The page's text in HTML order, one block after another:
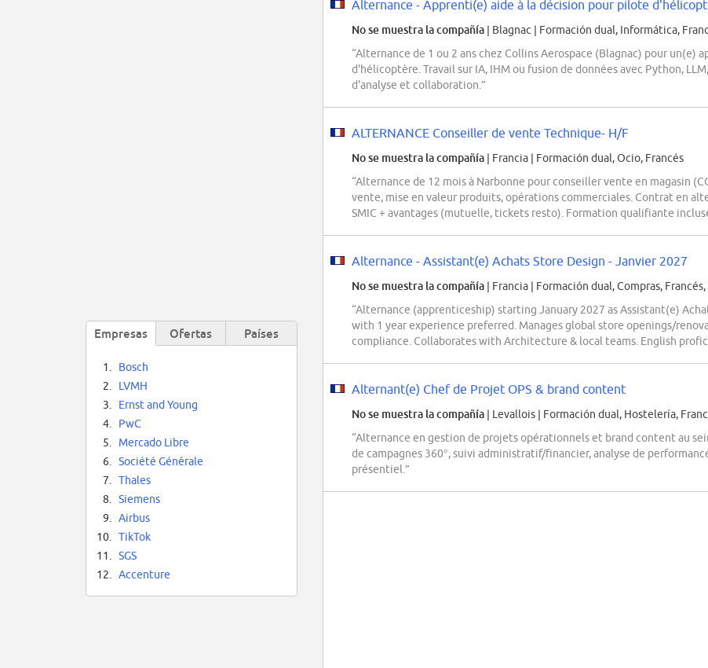
Alternance - Apprenti(e) aide à la décision pour pilote
No se muestra la compañía | Blagnac | Formación dual, Informática,
“Alternance de 1 ou 2 ans chez Collins Aerospace (Blagnac) pour un(e)
d'hélicoptère. Travail sur IA, IHM ou fusion de données avec Python,
d'analyse et collaboration.”
ALTERNANCE Conseiller de vente Technique- H/F
No se muestra la compañía | Francia | Formación dual, Ocio, Francés
“Alternance de 12 mois à Narbonne pour conseiller vente en magasin
vente, mise en valeur produits, opérations commerciales. Contrat en
SMIC + avantages (mutuelle, tickets resto). Formation qualifiante
Alternance - Assistant(e) Achats Store Design - Janvier 2027
No se muestra la compañía | Francia | Formación dual, Compras,
“Alternance (apprenticeship) starting January 2027 as Assistant(e)
with 1 year experience preferred. Manages global store openings/
compliance. Collaborates with Architecture & local teams. English
Alternant(e) Chef de Projet OPS & brand content
No se muestra la compañía | Levallois | Formación dual, Hostelería,
“Alternance en gestion de projets opérationnels et brand content au
de campagnes 360°, suivi administratif/financier, analyse de
présentiel.”
Empresas Ofertas Países
1.
Bosch
2.
LVMH
3.
Ernst and Young
4.
PwC
5.
Mercado Libre
6.
Société Générale
7.
Thales
8.
Siemens
9.
Airbus
10.
TikTok
11.
SGS
12.
Accenture